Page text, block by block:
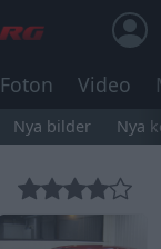
Foton Video
Nya bilder Nya